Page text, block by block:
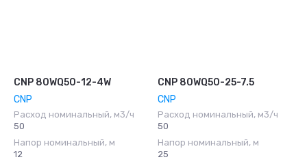
CNP 80WQ50-12-4W
CNP
Расход номинальный, м3/ч
50
Напор номинальный, м
12
CNP 80WQ50-25-7.5
CNP
Расход номинальный, м3/ч
50
Напор номинальный, м
25